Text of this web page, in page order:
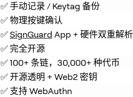
✅ 手动记录 / Keytag 备份
✅ 物理按键确认
✅ SignGuard App + 硬件双重解
✅ 完全开源
✅ 100+ 条链，30,000+ 种代币
✅ 开源透明 + Web2 密钥
✅ 支持 WebAuthn